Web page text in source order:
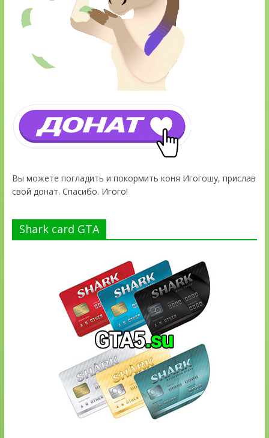
Вы можете погладить и покормить коня Игогошу, прислав
свой донат. Спасибо. Игого!
Shark card GTA